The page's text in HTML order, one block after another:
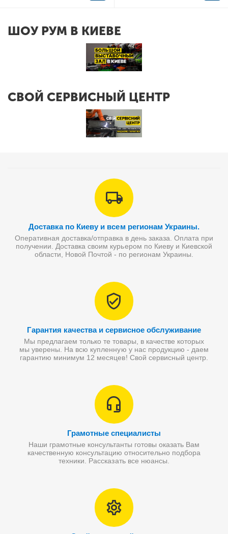
ШОУ РУМ В КИЕВЕ
СВОЙ СЕРВИСНЫЙ ЦЕНТР
Доставка по Киеву и всем регионам Украины.
Оперативная доставка/отправка в день заказа. Оплата при
получении. Доставка своим курьером по Киеву и Киевской
области, Новой Почтой - по регионам Украины.
Гарантия качества и сервисное обслуживание
Мы предлагаем только те товары, в качестве которых
мы уверены. На всю купленную у нас продукцию - даем
гарантию минимум 12 месяцев! Свой сервисный центр.
Грамотные специалисты
Наши грамотные консультанты готовы оказать Вам
качественную консультацию относительно подбора
техники. Рассказать все нюансы.